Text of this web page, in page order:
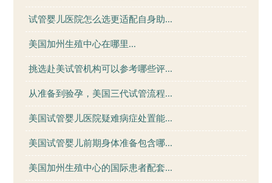
试管婴儿医院怎么选更适配自身助...
美国加州生殖中心在哪里...
挑选赴美试管机构可以参考哪些评...
从准备到验孕，美国三代试管流程...
美国试管婴儿医院疑难病症处置能...
美国试管婴儿前期身体准备包含哪...
美国加州生殖中心的国际患者配套...